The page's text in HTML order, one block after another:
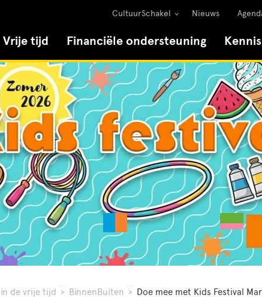
CultuurSchakel Nieuws
Vrije tijd Financiële ondersteuning
de vrije tijd > BinnenBuiten > Doe mee met Kids Festival